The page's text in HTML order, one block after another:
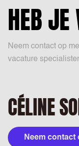
HEB JE
Neem contact op
vacature
CÉLINE
Neem contact